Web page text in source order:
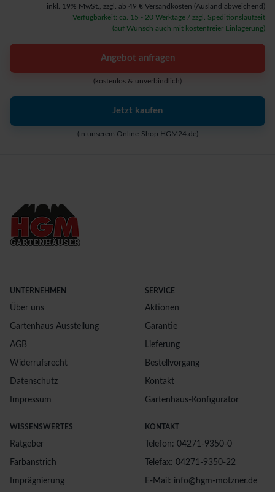
inkl. 19% MwSt., zzgl. ab 49 € Versandkosten (Ausland abweichend)
Verfügbarkeit: ca. 15 - 20 Werktage / zzgl. Speditionslaufzeit
(auf Wunsch auch mit kostenfreier Einlagerung)
Angebot anfragen
(kostenlos & unverbindlich)
Jetzt kaufen
(in unserem Online-Shop HGM24.de)
UNTERNEHMEN
Über uns
Gartenhaus Ausstellung
AGB
Widerrufsrecht
Datenschutz
Impressum
SERVICE
Aktionen
Garantie
Lieferung
Bestellvorgang
Kontakt
Gartenhaus-Konfigurator
WISSENSWERTES
Ratgeber
Farbanstrich
Imprägnierung
KONTAKT
Telefon: 04271-9350-0
Telefax: 04271-9350-22
E-Mail: info@hgm-motzner.de